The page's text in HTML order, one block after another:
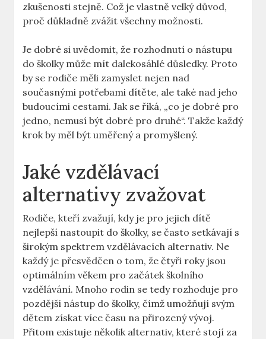
zkušenosti stejně. Což je vlastně velký důvod,
proč důkladně zvážit všechny možnosti.
Je dobré si uvědomit, že rozhodnutí o nástupu
do školky může mít dalekosáhlé důsledky. Proto
by se rodiče měli zamyslet nejen nad
současnými potřebami dítěte, ale také nad jeho
budoucími cestami. Jak se říká, „co je dobré pro
jedno, nemusí být dobré pro druhé“. Takže každý
krok by měl být uměřený a promyšlený.
Jaké vzdělávací
alternativy zvažovat
Rodiče, kteří zvažují, kdy je pro jejich dítě
nejlepší nastoupit do školky, se často setkávají s
širokým spektrem vzdělávacích alternativ. Ne
každý je přesvědčen o tom, že čtyři roky jsou
optimálním věkem pro začátek školního
vzdělávání. Mnoho rodin se tedy rozhoduje pro
pozdější nástup do školky, čímž umožňují svým
dětem získat více času na přirozený vývoj.
Přitom existuje několik alternativ, které stojí za